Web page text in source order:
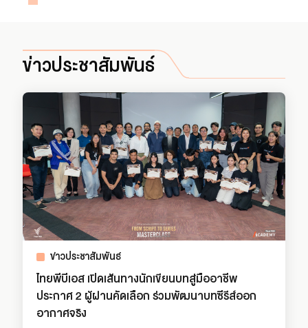
ข่าวประชาสัมพันธ์
ข่าวประชาสัมพันธ์
ไทยพีบีเอส เปิดเส้นทางนักเขียนบทสู่มืออาชีพ
ประกาศ 2 ผู้ผ่านคัดเลือก ร่วมพัฒนาบทซีรีส์ออก
อากาศจริง